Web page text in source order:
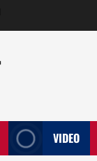
VIDEO